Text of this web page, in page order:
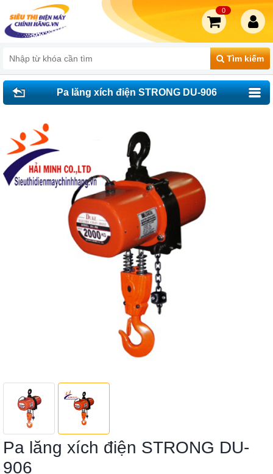
Tìm kiếm
0
Pa lăng xích điện STRONG DU-906
Pa lăng xích điện STRONG DU-
906